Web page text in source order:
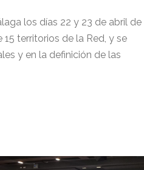
los días 22 y 23 de abril de
territorios de la Red, y se
y en la definición de las